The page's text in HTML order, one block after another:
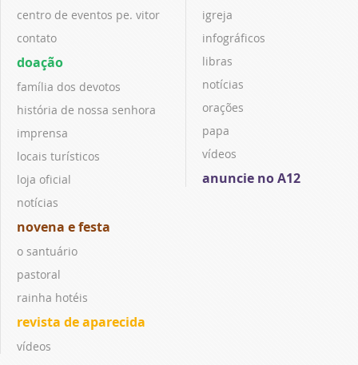
centro de eventos pe. vitor
contato
doação
família dos devotos
história de nossa senhora
imprensa
locais turísticos
loja oficial
notícias
novena e festa
o santuário
pastoral
rainha hotéis
revista de aparecida
vídeos
igreja
infográficos
libras
notícias
orações
papa
vídeos
anuncie no A12